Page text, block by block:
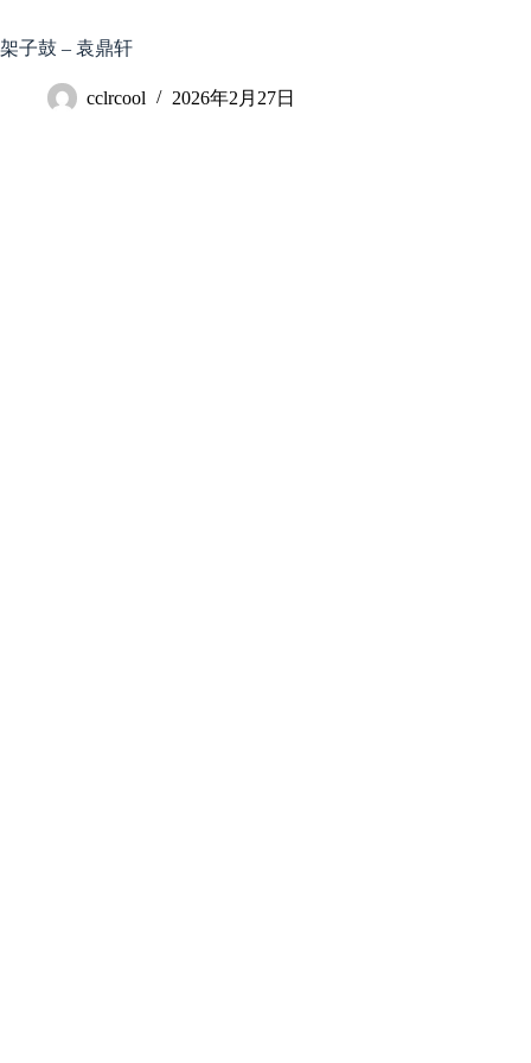
至
内
架子鼓 – 袁鼎轩
cclrcool 2026年2月27日